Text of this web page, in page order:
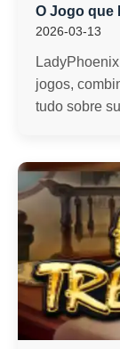
O Jogo que
2026-03-13
jogos,
tudo sobre